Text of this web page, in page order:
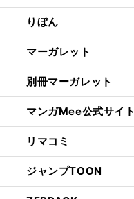
りぼん
マーガレット
別冊マーガレット
マンガMee公式サイト
リマコミ
ジャンプTOON